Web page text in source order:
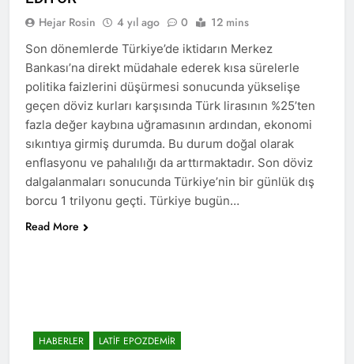
kongrelerini
2 Yıl Ago
12 Eylül 1980 Askeri faşist
darbecilerini bir kez daha
lanetliyoruz 12 Eylül 1980
yılında Türkiye’de
gerçekleştirilen Askeri faşist
darbenin üzerinden 44 yıl
geçti.
2 Yıl Ago
Anadilde eğitim hakkının
tanınmasını savunuyor ve
talep ediyoruz.
2 Yıl Ago
6/7 Eylül 1955…Utanç
verici etnik temizlik
uygulaması.
2 Yıl Ago
Diyarbakır HAK-PAR İl
Hejar Rosin 4 yıl ago 0 12 mins
Son dönemlerde Türkiye’de iktidarın Merkez
Bankası’na direkt müdahale ederek kısa sürelerle
politika faizlerini düşürmesi sonucunda yükselişe
geçen döviz kurları karşısında Türk lirasının %25’ten
fazla değer kaybına uğramasının ardından, ekonomi
sıkıntıya girmiş durumda. Bu durum doğal olarak
enflasyonu ve pahalılığı da arttırmaktadır. Son döviz
dalgalanmaları sonucunda Türkiye’nin bir günlük dış
borcu 1 trilyonu geçti. Türkiye bugün…
Read More
HABERLER LATIF EPOZDEMIR